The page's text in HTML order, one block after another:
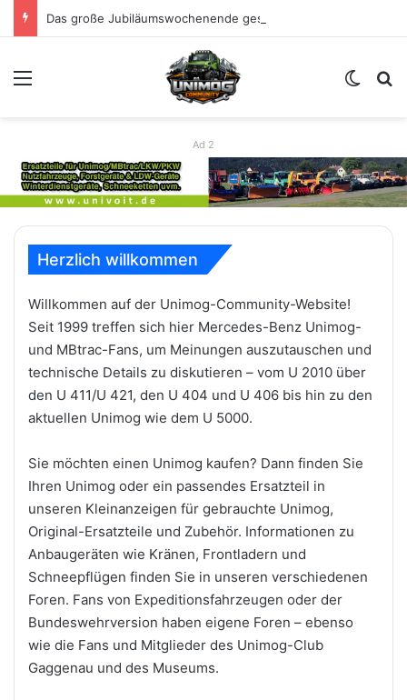
Skin
Ad 2
Herzlich willkommen
Willkommen auf der Unimog-Community-Website!
Seit 1999 treffen sich hier Mercedes-Benz Unimog-
und MBtrac-Fans, um Meinungen auszutauschen und
technische Details zu diskutieren – vom U 2010 über
den U 411/U 421, den U 404 und U 406 bis hin zu den
aktuellen Unimog wie dem U 5000.
Sie möchten einen Unimog kaufen? Dann finden Sie
Ihren Unimog oder ein passendes Ersatzteil in
unseren Kleinanzeigen für gebrauchte Unimog,
Original-Ersatzteile und Zubehör. Informationen zu
Anbaugeräten wie Kränen, Frontladern und
Schneepflügen finden Sie in unseren verschiedenen
Foren. Fans von Expeditionsfahrzeugen oder der
Bundeswehrversion haben eigene Foren – ebenso
wie die Fans und Mitglieder des Unimog-Club
Gaggenau und des Museums.